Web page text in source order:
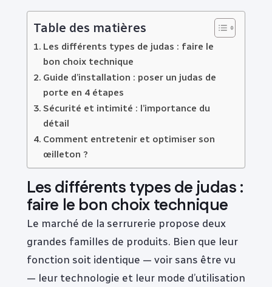
Table des matières
Les différents types de judas : faire le
bon choix technique
Guide d’installation : poser un judas de
porte en 4 étapes
Sécurité et intimité : l’importance du
détail
Comment entretenir et optimiser son
œilleton ?
Les différents types de judas :
faire le bon choix technique
Le marché de la serrurerie propose deux
grandes familles de produits. Bien que leur
fonction soit identique — voir sans être vu
— leur technologie et leur mode d’utilisation